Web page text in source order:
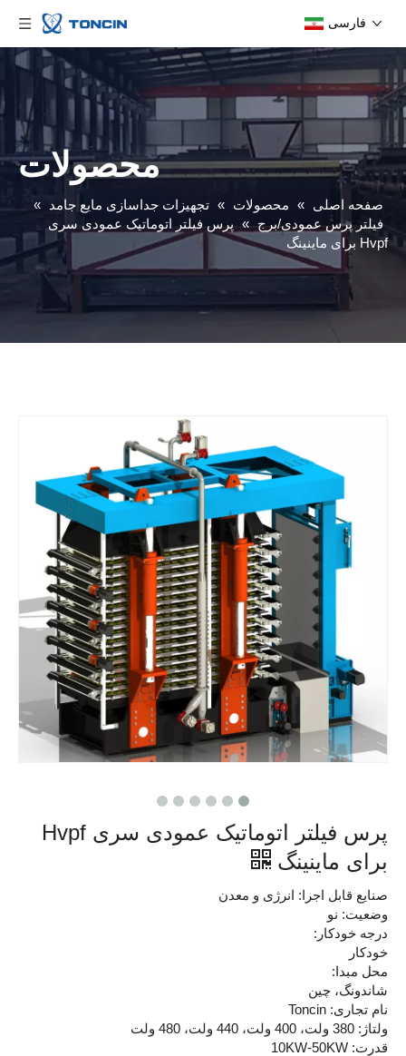
فارسی
محصولات
صفحه اصلی » محصولات » تجهیزات جداسازی مایع جامد »
فیلتر پرس عمودی/برج » پرس فیلتر اتوماتیک عمودی سری
Hvpf برای ماینینگ
پرس فیلتر اتوماتیک عمودی سری Hvpf
برای ماینینگ
صنایع قابل اجرا: انرژی و معدن
وضعیت: نو
درجه خودکار:
خودکار
محل مبدا:
شاندونگ، چین
نام تجاری: Toncin
ولتاژ: 380 ولت، 400 ولت، 440 ولت، 480 ولت
قدرت: 10KW-50KW